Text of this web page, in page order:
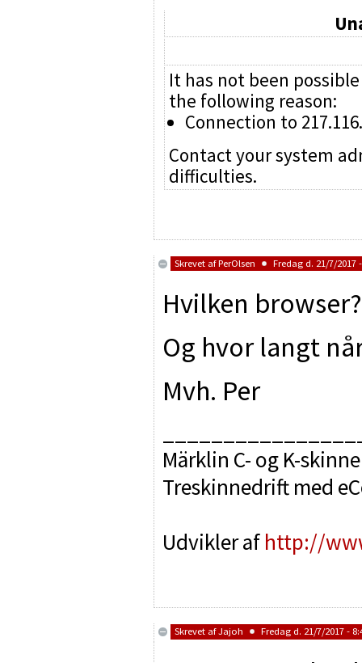
It has not been
the following reason:
Connection to
Contact your system
difficulties.
Skrevet afPerOlsen Fredag d. 21/7/2017
Hvilken browser?
Og hvor langt
Mvh. Per
Märklin C- og K-
Treskinnedrift med
Udvikler af http://
Skrevet afJajoh Fredag d. 21/7/2017 -